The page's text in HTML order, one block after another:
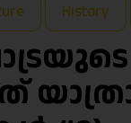
History